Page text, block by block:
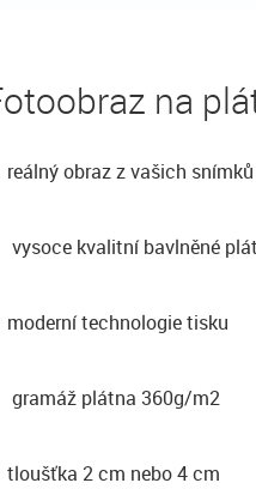
na
reálný obraz z vašich snímků
vysoce kvalitní bavlněné
moderní technologie tisku
gramáž plátna 360g/m2
tloušťka 2 cm nebo 4 cm